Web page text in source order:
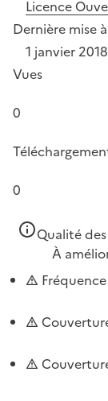
Licence
Dernière mise
1 janvier 2018
Vues
0
0
Qualité
À